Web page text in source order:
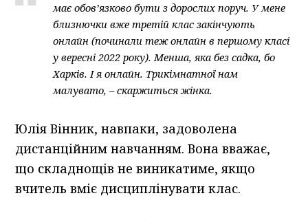
має обов’язково бути з дорослих поруч. У мене
близнючки вже третій клас закінчують
онлайн (починали теж онлайн в першому класі
у вересні 2022 року). Менша, яка без садка, бо
Харків. І я онлайн. Трикімнатної нам
малувато, – скаржиться жінка.
Юлія Вінник, навпаки, задоволена
дистанційним навчанням. Вона вважає,
що складнощів не виникатиме, якщо
вчитель вміє дисциплінувати клас.